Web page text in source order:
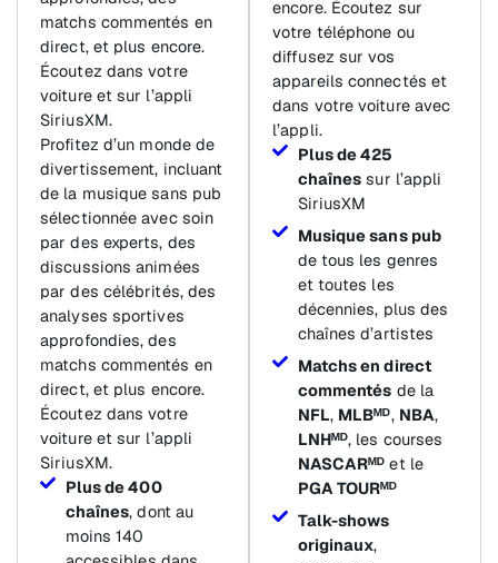
matchs commentés en
direct, et plus encore.
Écoutez dans votre
voiture et sur l’appli
SiriusXM.
Profitez d’un monde de
divertissement, incluant
de la musique sans pub
sélectionnée avec soin
par des experts, des
discussions animées
par des célébrités, des
analyses sportives
approfondies, des
matchs commentés en
direct, et plus encore.
Écoutez dans votre
voiture et sur l’appli
SiriusXM.
Plus de 400
chaînes, dont au
moins 140
encore. Écoutez sur
votre téléphone ou
diffusez sur vos
appareils connectés et
dans votre voiture avec
l’appli.
Plus de 425
chaînes sur l’appli
SiriusXM
Musique sans pub
de tous les genres
et toutes les
décennies, plus des
chaînes d’artistes
Matchs en direct
commentés de la
NFL, MLBᴹᴰ, NBA,
LNHᴹᴰ, les courses
NASCARᴹᴰ et le
PGA TOURᴹᴰ
Talk-shows
originaux,